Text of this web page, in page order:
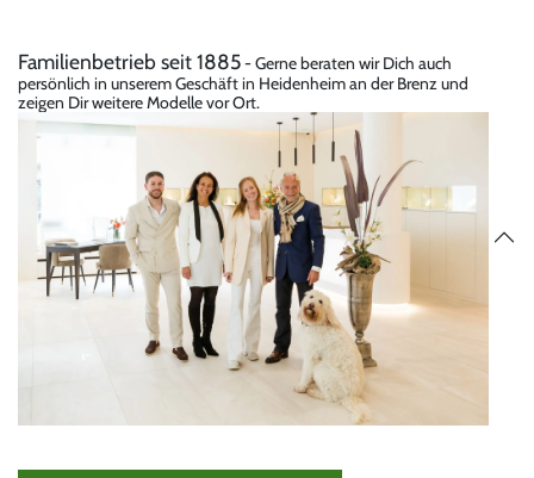
Familienbetrieb seit 1885- Gerne beraten wir Dich auch
persönlich in unserem Geschäft in Heidenheim an der Brenz und
zeigen Dir weitere Modelle vor Ort.